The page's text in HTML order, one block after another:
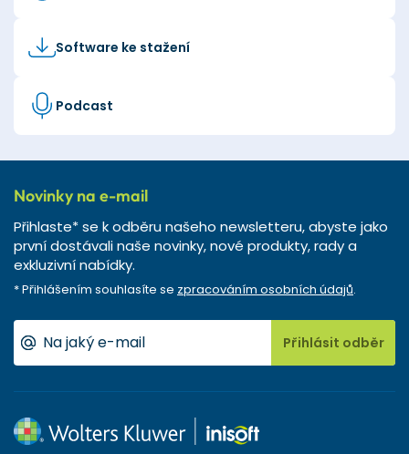
Software ke stažení
Podcast
Novinky na e-mail
Přihlaste* se k odběru našeho newsletteru, abyste jako
první dostávali naše novinky, nové produkty, rady a
exkluzivní nabídky.
* Přihlášením souhlasíte se zpracováním osobních údajů.
Přihlásit odběr